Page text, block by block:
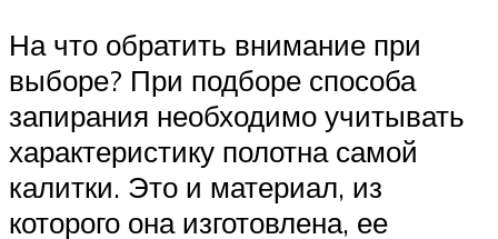
На что обратить внимание при
выборе? При подборе способа
запирания необходимо учитывать
характеристику полотна самой
калитки. Это и материал, из
которого она изготовлена, ее